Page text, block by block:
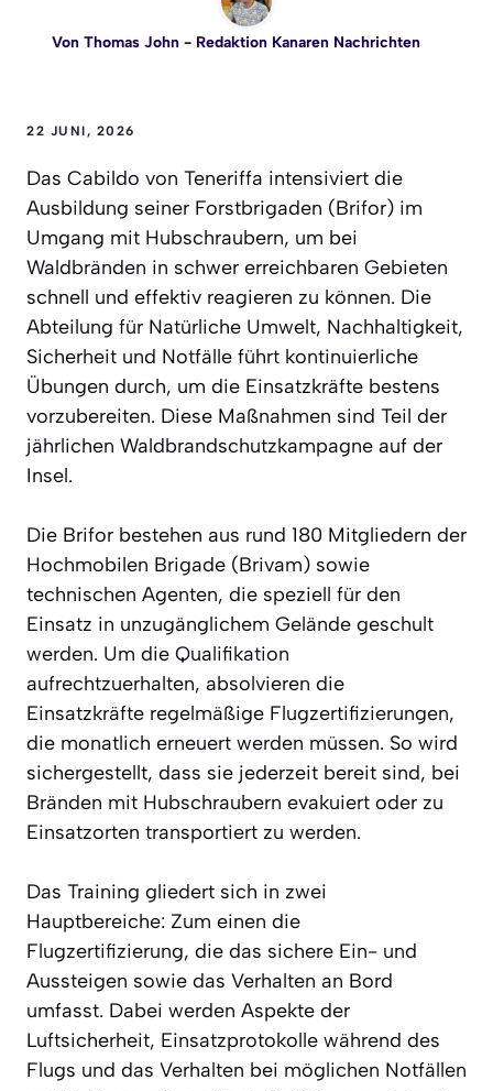
Von Thomas John- Redaktion Kanaren Nachrichten
22 JUNI, 2026
Das Cabildo von Teneriffa intensiviert die
Ausbildung seiner Forstbrigaden (Brifor) im
Umgang mit Hubschraubern, um bei
Waldbränden in schwer erreichbaren Gebieten
schnell und effektiv reagieren zu können. Die
Abteilung für Natürliche Umwelt, Nachhaltigkeit,
Sicherheit und Notfälle führt kontinuierliche
Übungen durch, um die Einsatzkräfte bestens
vorzubereiten. Diese Maßnahmen sind Teil der
jährlichen Waldbrandschutzkampagne auf der
Insel.
Die Brifor bestehen aus rund 180 Mitgliedern der
Hochmobilen Brigade (Brivam) sowie
technischen Agenten, die speziell für den
Einsatz in unzugänglichem Gelände geschult
werden. Um die Qualifikation
aufrechtzuerhalten, absolvieren die
Einsatzkräfte regelmäßige Flugzertifizierungen,
die monatlich erneuert werden müssen. So wird
sichergestellt, dass sie jederzeit bereit sind, bei
Bränden mit Hubschraubern evakuiert oder zu
Einsatzorten transportiert zu werden.
Das Training gliedert sich in zwei
Hauptbereiche: Zum einen die
Flugzertifizierung, die das sichere Ein- und
Aussteigen sowie das Verhalten an Bord
umfasst. Dabei werden Aspekte der
Luftsicherheit, Einsatzprotokolle während des
Flugs und das Verhalten bei möglichen Notfällen